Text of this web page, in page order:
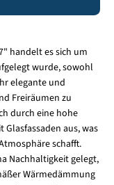
handelt es sich um
wurde, sowohl
elegante und
Freiräumen zu
durch eine hohe
aus, was
schafft.
Nachhaltigkeit gelegt,
Wärmedämmung